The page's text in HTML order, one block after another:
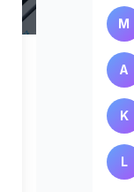
M
A
K
L